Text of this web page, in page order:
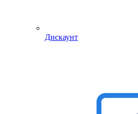
Дискаунт